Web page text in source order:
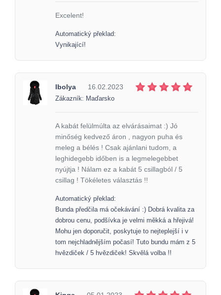
Excelent!
Automatický překlad:
Vynikající!
Ibolya 16.02.2023
Zákazník: Maďarsko
A kabát felülmúlta az elvárásaimat :) Jó
minőség kedvező áron , nagyon puha és
meleg a bélés ! Csak ajánlani tudom, a
leghidegebb időben is a legmelegebbet
nyújtja ! Nálam ez a kabát 5 csillagból / 5
csillag ! Tökéletes választás !!
Automatický překlad:
Bunda předčila má očekávání :) Dobrá kvalita za
dobrou cenu, podšívka je velmi měkká a hřejivá!
Mohu jen doporučit, poskytuje to nejteplejší i v
tom nejchladnějším počasí! Tuto bundu mám z 5
hvězdiček / 5 hvězdiček! Skvělá volba !!